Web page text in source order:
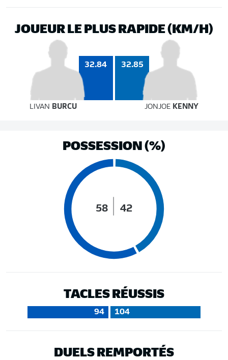
JOUEUR LE PLUS RAPIDE (KM/H)
32.84 32.85
LIVAN BURCU JONJOE KENNY
POSSESSION (%)
58 42
TACLES RÉUSSIS
94 104
DUELS REMPORTÉS